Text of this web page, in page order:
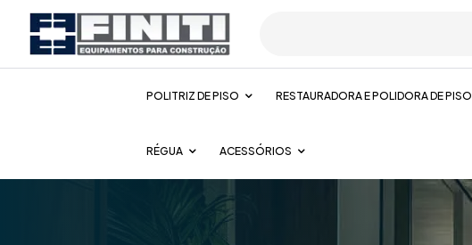
POLITRIZ DE PISO RESTAURADORA E POLIDORA DE PISO
RÉGUA ACESSÓRIOS